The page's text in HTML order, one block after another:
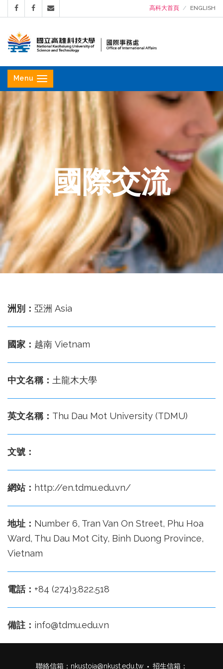
高科大首頁 ENGLISH
立
高
雄
科
技
大
學
國
事
務
處
Menu
國際交流
洲別： 亞洲 Asia
國家： 越南 Vietnam
中文名稱： 土龍木大學
英文名稱： Thu Dau Mot University (TDMU)
文號：
網站： http://en.tdmu.edu.vn/
地址： Number 6, Tran Van On Street, Phu Hoa
Ward, Thu Dau Mot City, Binh Duong Province,
Vietnam
電話： +84 (274)3.822.518
備註： info@tdmu.edu.vn
聯絡信箱： nkustoia@nkust.edu.tw 招生信箱：